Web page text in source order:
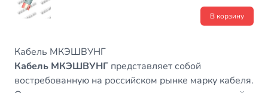
В корзину
Кабель МКЭШВУНГ
Кабель МКЭШВУНГ представляет собой
востребованную на российском рынке марку кабеля.